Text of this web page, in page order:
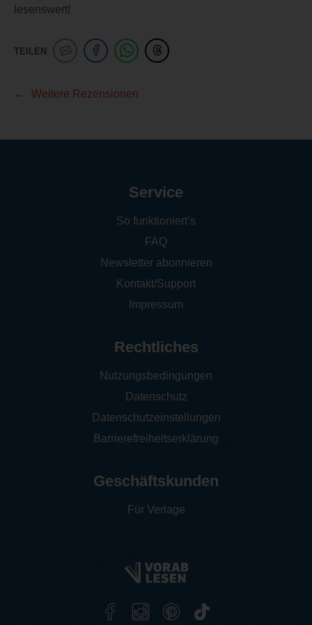
lesenswert!
TEILEN
Weitere Rezensionen
Service
So funktioniert‘s
FAQ
Newsletter abonnieren
Kontakt/Support
Impressum
Rechtliches
Nutzungsbedingungen
Datenschutz
Datenschutzeinstellungen
Barrierefreiheitserklärung
Geschäftskunden
Für Verlage